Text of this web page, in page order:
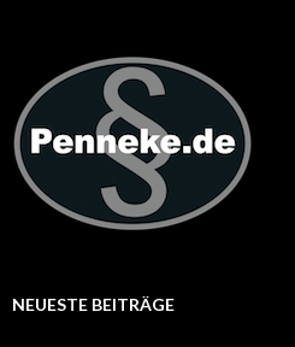
NEUESTE BEITRÄGE